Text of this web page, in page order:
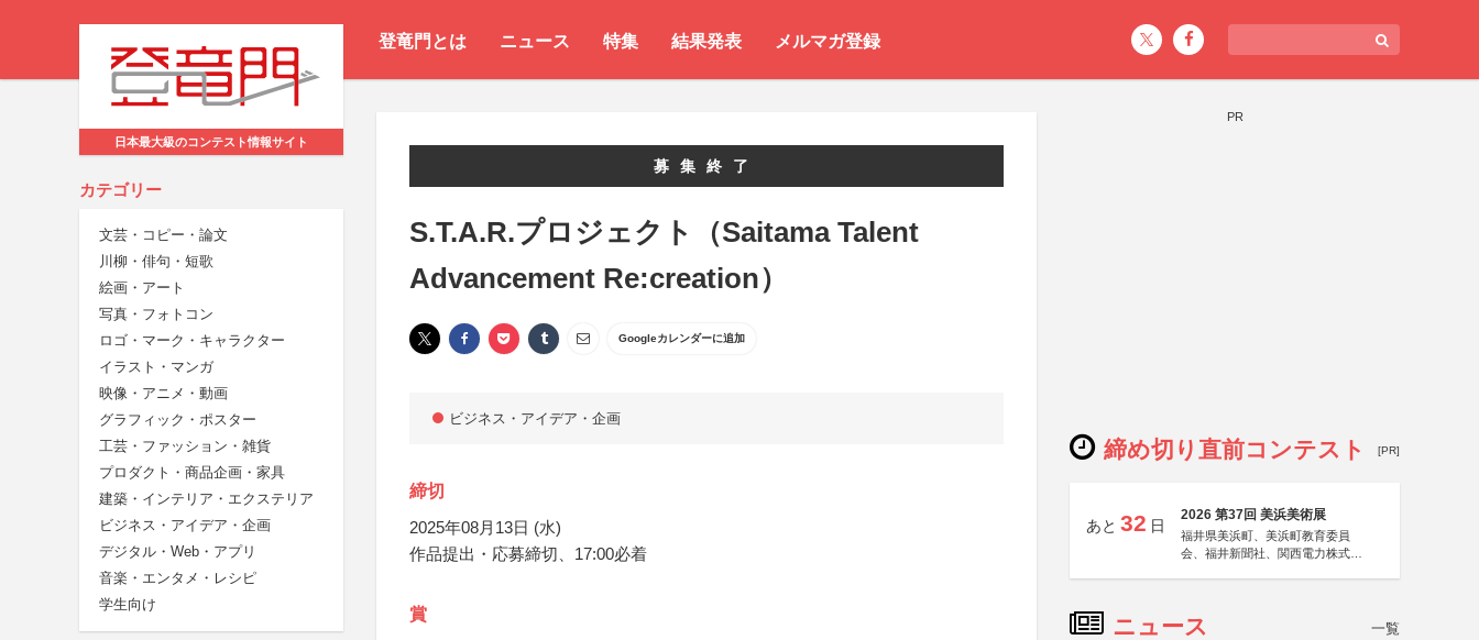
登竜門とは ニュース 特集 結果発表 メルマガ登録
日本最大級のコンテスト情報サイト
カテゴリー
文芸・コピー・論文
川柳・俳句・短歌
絵画・アート
写真・フォトコン
ロゴ・マーク・キャラクター
イラスト・マンガ
映像・アニメ・動画
グラフィック・ポスター
工芸・ファッション・雑貨
プロダクト・商品企画・家具
建築・インテリア・エクステリア
ビジネス・アイデア・企画
デジタル・Web・アプリ
音楽・エンタメ・レシピ
学生向け
募集終了
S.T.A.R.プロジェクト（Saitama Talent
Advancement Re:creation）
Googleカレンダーに追加
ビジネス・アイデア・企画
締切
2025年08月13日 (水)
作品提出・応募締切、17:00必着
賞
PR
締め切り直前コンテスト [PR]
あと 32 日
2026 第37回 美浜美術展
福井県美浜町、美浜町教育委員
会、福井新聞社、関西電力株式会
ニュース 一覧